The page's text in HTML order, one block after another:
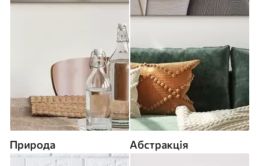
Природа Абстракція